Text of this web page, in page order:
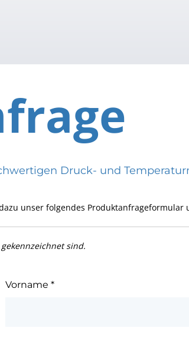
Druck- und
unser folgendes
sind.
Vorname*